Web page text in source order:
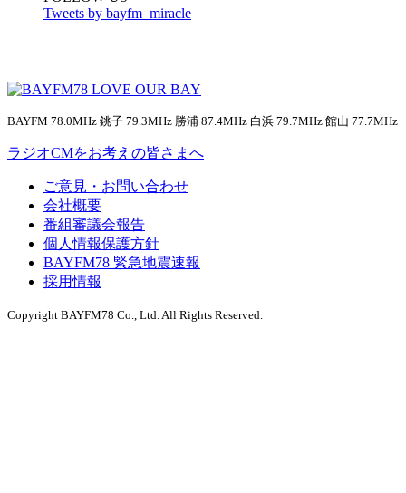
Tweets by bayfm_miracle
BAYFM 78.0MHz 銚子 79.3MHz 勝浦 87.4MHz 白浜 79.7MHz 館山 77.7MHz
ラジオCMをお考えの皆さまへ
ご意見・お問い合わせ
会社概要
番組審議会報告
個人情報保護方針
BAYFM78 緊急地震速報
採用情報
Copyright BAYFM78 Co., Ltd. All Rights Reserved.